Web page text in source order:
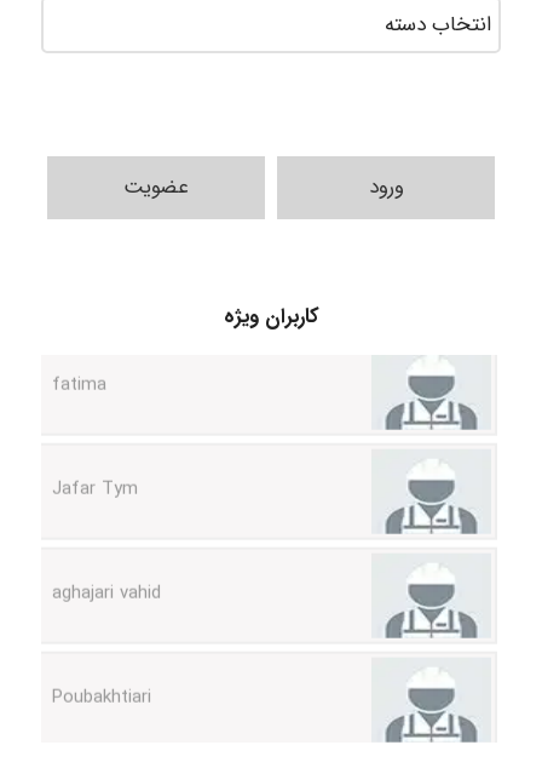
ورود عضویت
کاربران ویژه
A.balandeh